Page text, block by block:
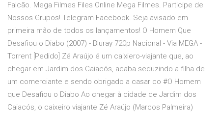
Falcão. Mega Filmes Files Online Mega Filmes. Participe de
Nossos Grupos! Telegram Facebook. Seja avisado em
primeira mão de todos os lançamentos! O Homem Que
Desafiou o Diabo (2007) - Bluray 720p Nacional - Via MEGA -
Torrent [Pedido] Zé Araújo é um caixiero-viajante que, ao
chegar em Jardim dos Caiacós, acaba seduzindo a filha de
um comerciante e sendo obrigado a casar co #O Homem
que Desafiou o Diabo Ao chegar à cidade de Jardim dos
Caiacós, o caixeiro viajante Zé Araújo (Marcos Palmeira)